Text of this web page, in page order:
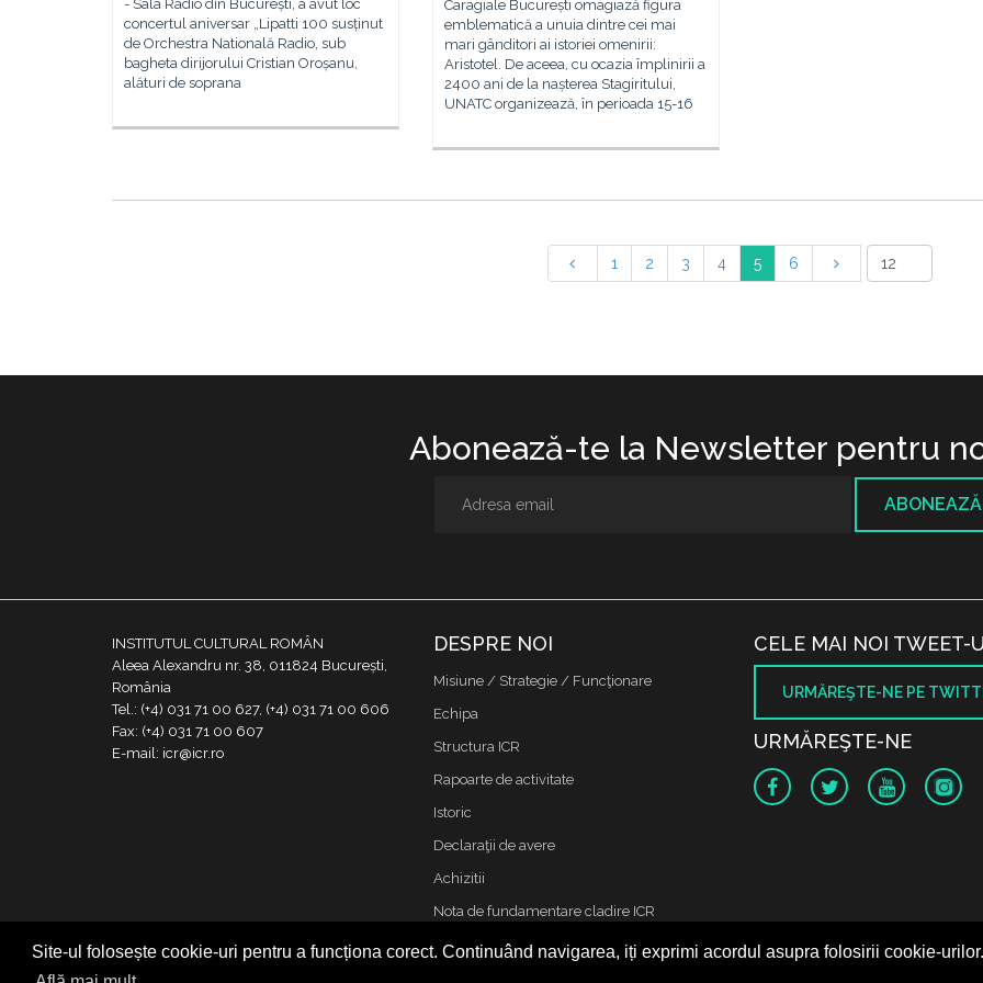
Site-ul folosește cookie-uri pentru a funcționa corect. Continuând navigarea, iți exprimi acordul asupra folosirii cookie-urilor.
- Sala Radio din București, a avut loc
concertul aniversar „Lipatti 100 susținut
de Orchestra Natională Radio, sub
bagheta dirijorului Cristian Oroșanu,
alături de soprana
Caragiale București omagiază figura
emblematică a unuia dintre cei mai
mari gânditori ai istoriei omenirii:
Aristotel. De aceea, cu ocazia împlinirii a
2400 ani de la nașterea Stagiritului,
UNATC organizează, în perioada 15-16
1 2 3 4 5 6
Abonează-te la Newsletter pentru
INSTITUTUL CULTURAL ROMÂN
Aleea Alexandru nr. 38, 011824 București,
România
Tel.: (+4) 031 71 00 627, (+4) 031 71 00 606
Fax: (+4) 031 71 00 607
E-mail: icr@icr.ro
DESPRE NOI
Misiune / Strategie / Funcţionare
Echipa
Structura ICR
Rapoarte de activitate
Istoric
Declaraţii de avere
Achizitii
Nota de fundamentare cladire ICR
Contact
CELE MAI NOI TWEET-
URMĂREŞTE-NE PE
URMĂREŞTE-NE